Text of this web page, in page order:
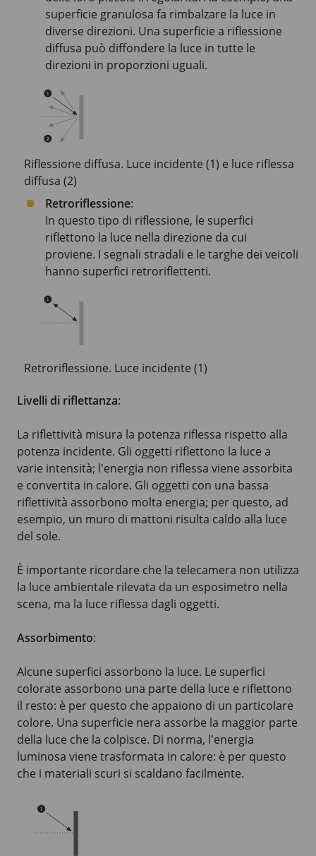
superficie granulosa fa rimbalzare la luce in
diverse direzioni. Una superficie a riflessione
diffusa può diffondere la luce in tutte le
direzioni in proporzioni uguali.
Riflessione diffusa. Luce incidente (1) e luce riflessa
diffusa (2)
Retroriflessione:
In questo tipo di riflessione, le superfici
riflettono la luce nella direzione da cui
proviene. I segnali stradali e le targhe dei veicoli
hanno superfici retroriflettenti.
Retroriflessione. Luce incidente (1)
Livelli di riflettanza:
La riflettività misura la potenza riflessa rispetto alla
potenza incidente. Gli oggetti riflettono la luce a
varie intensità; l'energia non riflessa viene assorbita
e convertita in calore. Gli oggetti con una bassa
riflettività assorbono molta energia; per questo, ad
esempio, un muro di mattoni risulta caldo alla luce
del sole.
È importante ricordare che la telecamera non utilizza
la luce ambientale rilevata da un esposimetro nella
scena, ma la luce riflessa dagli oggetti.
Assorbimento:
Alcune superfici assorbono la luce. Le superfici
colorate assorbono una parte della luce e riflettono
il resto: è per questo che appaiono di un particolare
colore. Una superficie nera assorbe la maggior parte
della luce che la colpisce. Di norma, l'energia
luminosa viene trasformata in calore: è per questo
che i materiali scuri si scaldano facilmente.